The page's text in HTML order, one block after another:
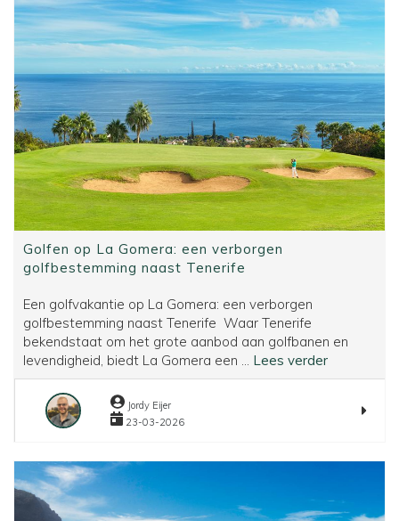
de
Canarische
Eilanden
Golfen op La Gomera: een verborgen
golfbestemming naast Tenerife
Een golfvakantie op La Gomera: een verborgen
golfbestemming naast Tenerife Waar Tenerife
bekendstaat om het grote aanbod aan golfbanen en
levendigheid, biedt La Gomera een ... Lees verderGolfen
op La
verborgen
Jordy Eijer
23-03-2026